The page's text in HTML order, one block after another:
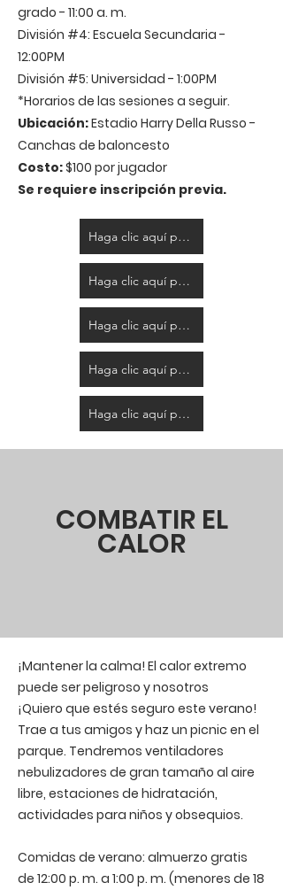
grado - 11:00 a. m.
División #4: Escuela Secundaria -
12:00PM
División #5: Universidad - 1:00PM
*Horarios de las sesiones a seguir.
Ubicación:Estadio Harry Della Russo -
Canchas de baloncesto
Costo:$100 por jugador
Se requiere inscripción previa.
Haga clic aquí para registrarse - División #1
Haga clic aquí para registrarse - División #2
Haga clic aquí para registrarse - División #3
Haga clic aquí para registrarse - División #4
Haga clic aquí para registrarse - División #5
COMBATIR EL
CALOR
¡Mantener la calma! El calor extremo
puede ser peligroso y nosotros
¡Quiero que estés seguro este verano!
Trae a tus amigos y haz un picnic en el
parque. Tendremos ventiladores
nebulizadores de gran tamaño al aire
libre, estaciones de hidratación,
actividades para niños y obsequios.
Comidas de verano: almuerzo gratis
de 12:00 p. m. a 1:00 p. m. (menores de 18